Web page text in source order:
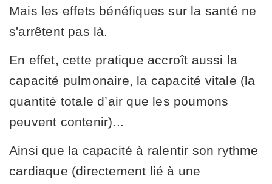
Mais les effets bénéfiques sur la santé ne
s'arrêtent pas là.
En effet, cette pratique accroît aussi la
capacité pulmonaire, la capacité vitale (la
quantité totale d’air que les poumons
peuvent contenir)...
Ainsi que la capacité à ralentir son rythme
cardiaque (directement lié à une